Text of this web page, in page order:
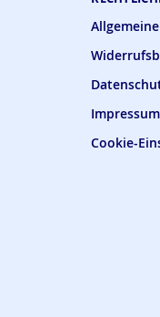
Impressum
Cookie-